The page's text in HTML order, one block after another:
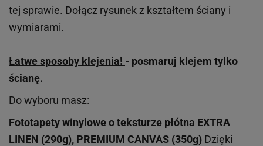
tej sprawie. Dołącz rysunek z kształtem ściany i
wymiarami.
Łatwe sposoby klejenia! - posmaruj klejem tylko
ścianę.
Do wyboru masz:
Fototapety winylowe oteksturze płótna EXTRA
LINEN (290g), PREMIUM CANVAS (350g) Dzięki